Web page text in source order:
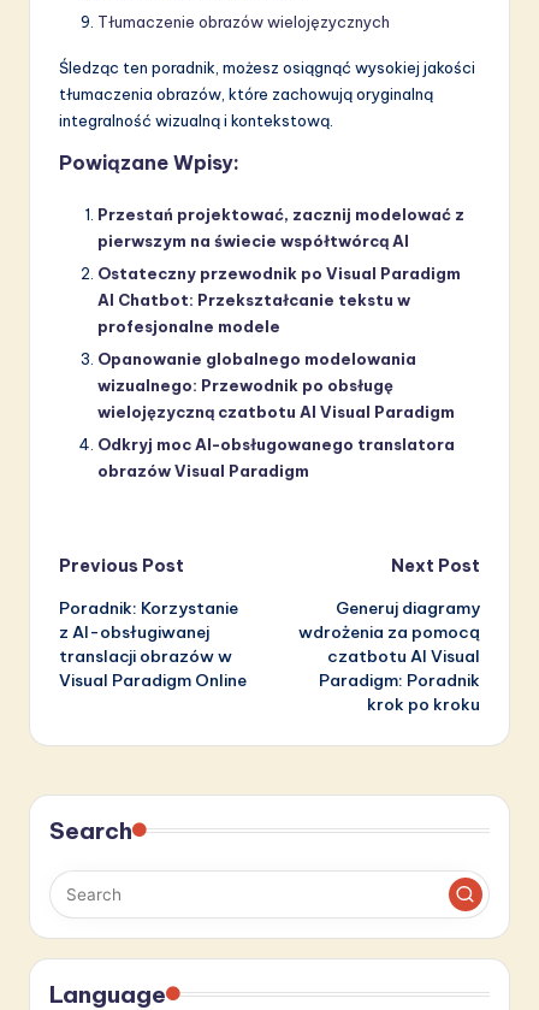
Tłumaczenie obrazów wielojęzycznych
Śledząc ten poradnik, możesz osiągnąć wysokiej jakości
tłumaczenia obrazów, które zachowują oryginalną
integralność wizualną i kontekstową.
Powiązane Wpisy:
Przestań projektować, zacznij modelować z
pierwszym na świecie współtwórcą AI
Ostateczny przewodnik po Visual Paradigm
AI Chatbot: Przekształcanie tekstu w
profesjonalne modele
Opanowanie globalnego modelowania
wizualnego: Przewodnik po obsługę
wielojęzyczną czatbotu AI Visual Paradigm
Odkryj moc AI-obsługowanego translatora
obrazów Visual Paradigm
Post
navigation
Previous Post
Poradnik: Korzystanie
z AI-obsługiwanej
translacji obrazów w
Visual Paradigm Online
Next Post
Generuj diagramy
wdrożenia za pomocą
czatbotu AI Visual
Paradigm: Poradnik
krok po kroku
Search
Language